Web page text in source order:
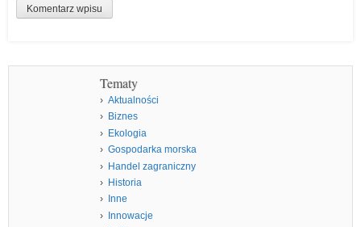
Tematy
Aktualności
Biznes
Ekologia
Gospodarka morska
Handel zagraniczny
Historia
Inne
Innowacje